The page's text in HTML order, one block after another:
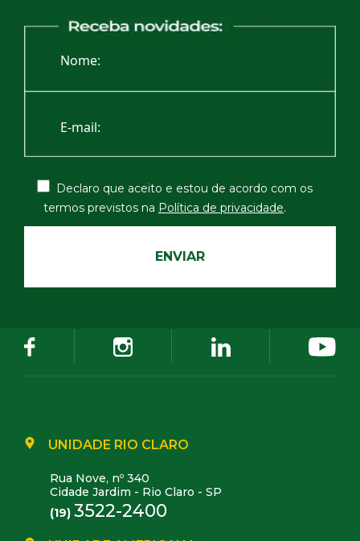
Declaro que aceito e estou de acordo com os
termos previstos na Política de privacidade.
UNIDADE RIO CLARO
Rua Nove, nº 340
Cidade Jardim - Rio Claro - SP
(19) 3522-2400